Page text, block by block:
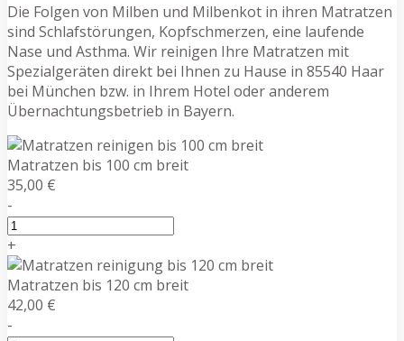
Die Folgen von Milben und Milbenkot in ihren Matratzen
sind Schlafstörungen, Kopfschmerzen, eine laufende
Nase und Asthma. Wir reinigen Ihre Matratzen mit
Spezialgeräten direkt bei Ihnen zu Hause in 85540 Haar
bei München bzw. in Ihrem Hotel oder anderem
Übernachtungsbetrieb in Bayern.
Matratzen bis 100 cm breit
35,00 €
-
+
Matratzen bis 120 cm breit
42,00 €
-